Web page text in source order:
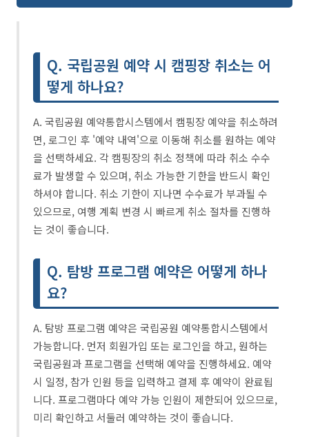
Q. 국립공원 예약 시 캠핑장 취소는 어
떻게 하나요?
A. 국립공원 예약통합시스템에서 캠핑장 예약을 취소하려
면, 로그인 후 '예약 내역'으로 이동해 취소를 원하는 예약
을 선택하세요. 각 캠핑장의 취소 정책에 따라 취소 수수
료가 발생할 수 있으며, 취소 가능한 기한을 반드시 확인
하셔야 합니다. 취소 기한이 지나면 수수료가 부과될 수
있으므로, 여행 계획 변경 시 빠르게 취소 절차를 진행하
는 것이 좋습니다.
Q. 탐방 프로그램 예약은 어떻게 하나
요?
A. 탐방 프로그램 예약은 국립공원 예약통합시스템에서
가능합니다. 먼저 회원가입 또는 로그인을 하고, 원하는
국립공원과 프로그램을 선택해 예약을 진행하세요. 예약
시 일정, 참가 인원 등을 입력하고 결제 후 예약이 완료됩
니다. 프로그램마다 예약 가능 인원이 제한되어 있으므로,
미리 확인하고 서둘러 예약하는 것이 좋습니다.